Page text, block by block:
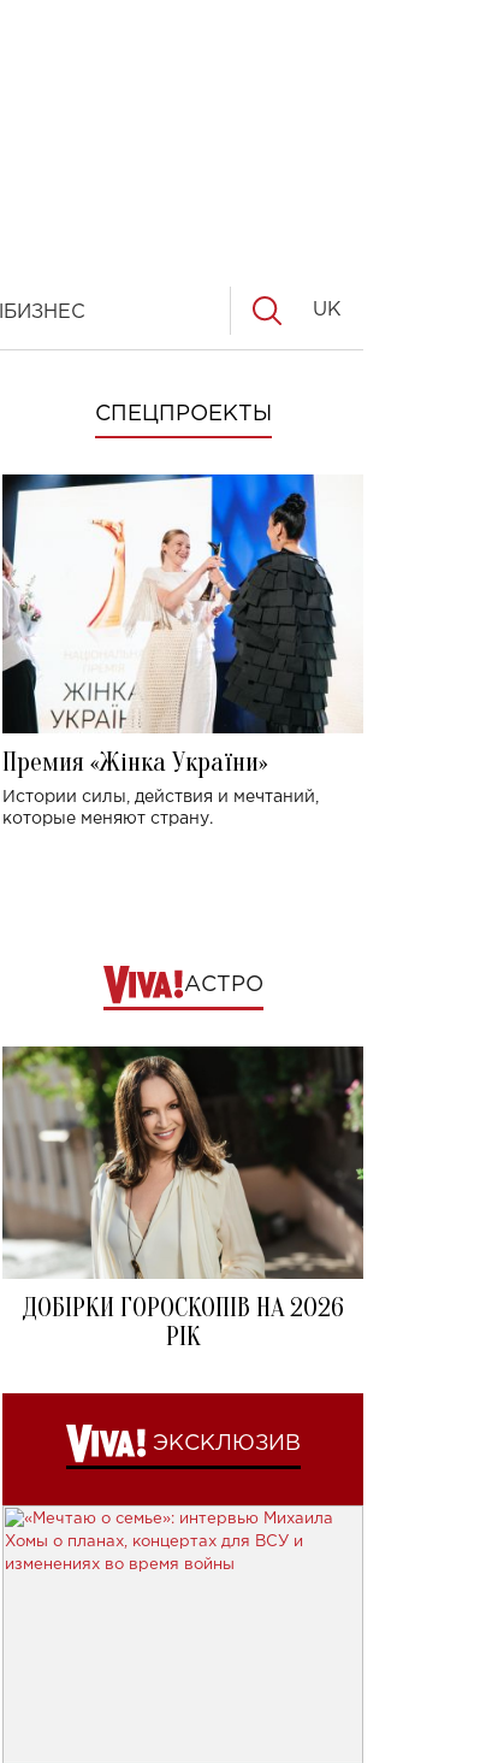
БИЗНЕС UK
СПЕЦПРОЕКТЫ
Премия «Жінка України»
Истории силы, действия и мечтаний,
которые меняют страну.
АСТРО
ДОБІРКИ ГОРОСКОПІВ НА 2026
РІК
ЭКСКЛЮЗИВ